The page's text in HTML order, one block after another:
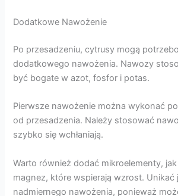
Dodatkowe Nawożenie
Po przesadzeniu, cytrusy mogą
dodatkowego nawożenia. Nawozy
być bogate w azot, fosfor i potas.
Pierwsze nawożenie można wykonać
od przesadzenia. Należy stosować
szybko się wchłaniają.
Warto również dodać mikroelementy,
magnez, które wspierają wzrost. Unikać
nadmiernego nawożenia, ponieważ